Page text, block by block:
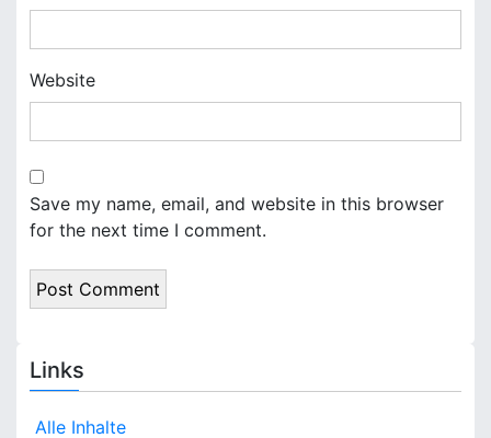
Website
Save my name, email, and website in this browser
for the next time I comment.
Links
Alle Inhalte